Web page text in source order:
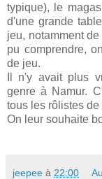
typique), le
d'une grande
jeu, notamment
pu comprendre,
de jeu.
Il n'y avait plus
genre à Namur.
tous les rôlistes
On leur souhaite
jeepee à 22:00